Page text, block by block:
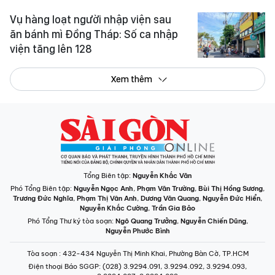
Vụ hàng loạt người nhập viện sau
ăn bánh mì Đồng Tháp: Số ca nhập
viện tăng lên 128
Xem thêm
Tổng Biên tập: Nguyễn Khắc Văn
Phó Tổng Biên tập: Nguyễn Ngọc Anh, Phạm Văn Trường, Bùi Thị Hồng Sương,
Trương Đức Nghĩa, Phạm Thị Vân Anh, Dương Văn Quang, Nguyễn Đức Hiển,
Nguyễn Khắc Cường, Trần Gia Bảo
Phó Tổng Thư ký tòa soạn: Ngô Quang Trưởng, Nguyễn Chiến Dũng,
Nguyễn Phước Bình
Tòa soạn : 432-434 Nguyễn Thị Minh Khai, Phường Bàn Cờ, TP.HCM
Điện thoại Báo SGGP: (028) 3.9294.091, 3.9294.092, 3.9294.093,